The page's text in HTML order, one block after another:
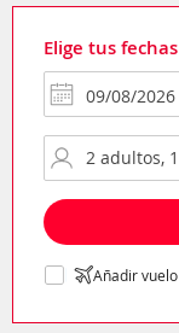
Elige tus fechas
Añadir vuelo